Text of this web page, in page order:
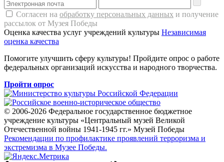
Согласен на обработку персональных данных и получение
рассылок от Музея Победы
Оценка качества услуг учреждений культуры Независимая
оценка качества
Помогите улучшить сферу культуры! Пройдите опрос о работе
федеральных организаций искусства и народного творчества.
Пройти опрос
© 2006-2026 Федеральное государственное бюджетное
учреждение культуры «Центральный музей Великой
Отечественной войны 1941-1945 гг.» Музей Победы
Рекомендации по профилактике проявлений терроризма и
экстремизма в Музее Победы.